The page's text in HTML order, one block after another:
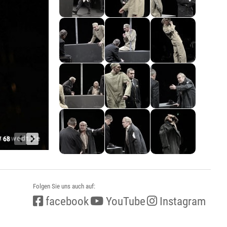
68
Folgen Sie uns auch auf:
facebook YouTube Instagram